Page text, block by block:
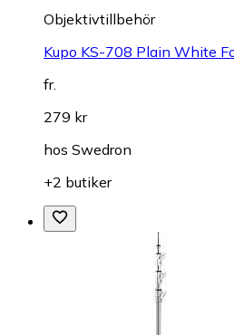
Objektivtillbehör
Kupo KS-708 Plain White
fr.
279 kr
hos Swedron
+2 butiker